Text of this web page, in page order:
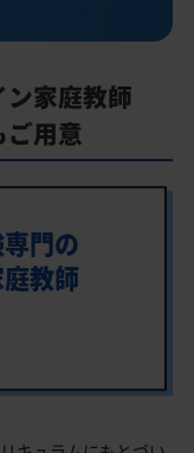
家庭教師
ご用意
門の
教師